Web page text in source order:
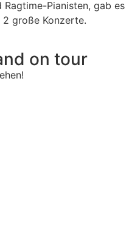
Pianisten, gab es
große Konzerte.
on tour